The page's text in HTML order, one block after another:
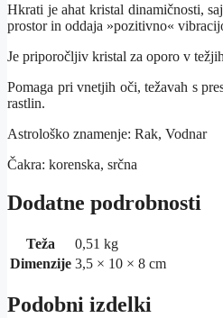
Hkrati je ahat kristal dinamičnosti,
prostor in oddaja »pozitivno«
Je priporočljiv kristal za oporo v
Pomaga pri vnetjih oči, težavah s
rastlin.
Astrološko znamenje: Rak, Vodnar
Čakra: korenska, srčna
Dodatne podrobnosti
Teža
0,51 kg
Dimenzije 3,5 × 10 × 8 cm
Podobni izdelki